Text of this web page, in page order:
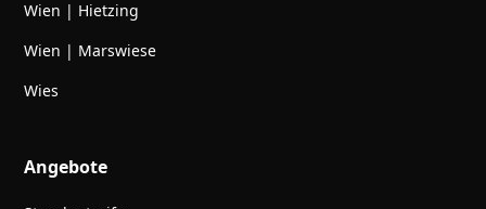
Wien | Hietzing
Wien | Marswiese
Wies
Angebote